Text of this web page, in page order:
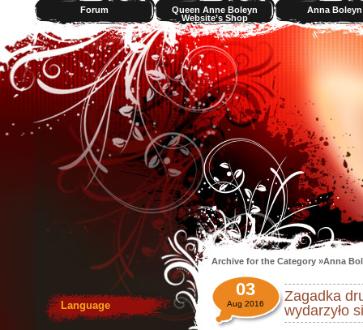
Forum
Queen Anne Boleyn
Website’s Shop
Anna Boleyn
Videos
Archive for the Category »Anna
Zagadka
wydarzyło
03
Aug 2016
Language